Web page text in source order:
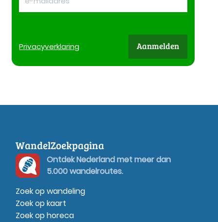
Privacyverklaring Aanmelden
WandelZoekpagina
Ontdek Nederland met meer dan
5.000 wandelroutes.
Zoek op wandeling
Zoek op kaart
Zoek op horeca